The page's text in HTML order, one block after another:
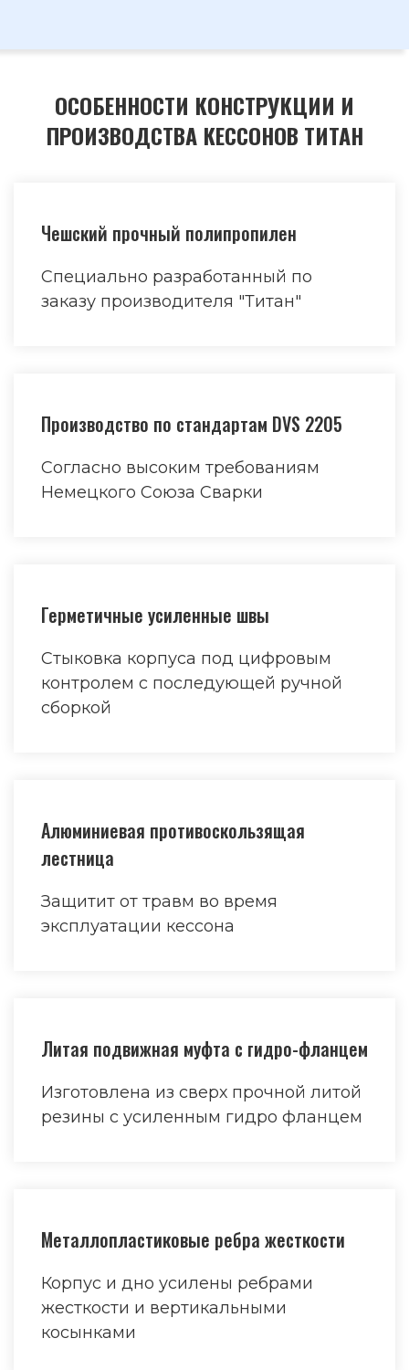
ОСОБЕННОСТИ КОНСТРУКЦИИ И
ПРОИЗВОДСТВА КЕССОНОВ ТИТАН
Чешский прочный полипропилен
Специально разработанный по
заказу производителя "Титан"
Производство по стандартам DVS 2205
Согласно высоким требованиям
Немецкого Союза Сварки
Герметичные усиленные швы
Стыковка корпуса под цифровым
контролем с последующей ручной
сборкой
Алюминиевая противоскользящая
лестница
Защитит от травм во время
эксплуатации кессона
Литая подвижная муфта с гидро-фланцем
Изготовлена из сверх прочной литой
резины с усиленным гидро фланцем
Металлопластиковые ребра жесткости
Корпус и дно усилены ребрами
жесткости и вертикальными
косынками